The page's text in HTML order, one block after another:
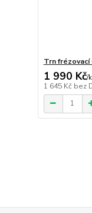
Trn
1 990 Kč/
1 645 Kč bez